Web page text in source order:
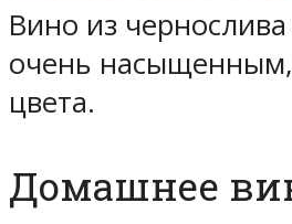
Вино из чернослива
очень
цвета.
Домашнее